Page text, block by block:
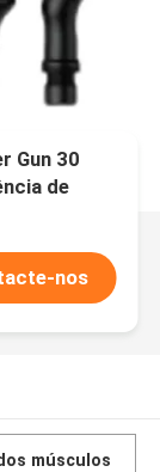
Gun 30
de
de Lítio
nos
músculos